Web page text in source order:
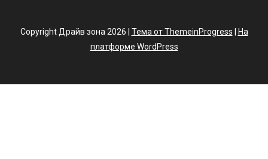
Copyright Драйв зона 2026 | Тема от ThemeinProgress
На
платформе WordPress